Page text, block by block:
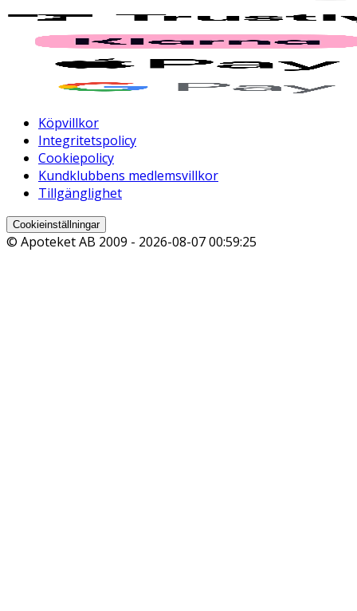
Köpvillkor
Integritetspolicy
Cookiepolicy
Kundklubbens medlemsvillkor
Tillgänglighet
Cookieinställningar
© Apoteket AB 2009 - 2026-08-07 00:59:25